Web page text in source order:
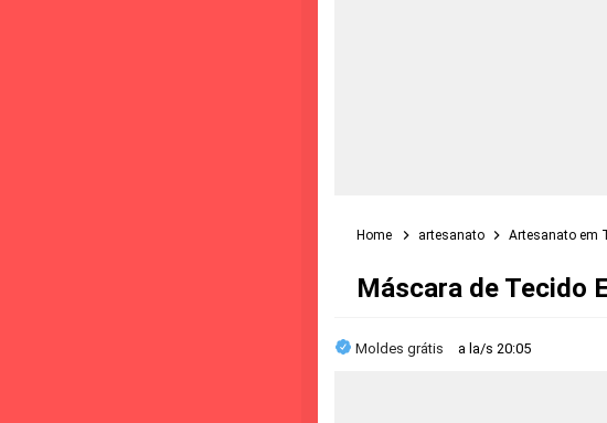
Home artesanato Artesanato em
Máscara de Tecido
Moldes grátis a la/s 20:05